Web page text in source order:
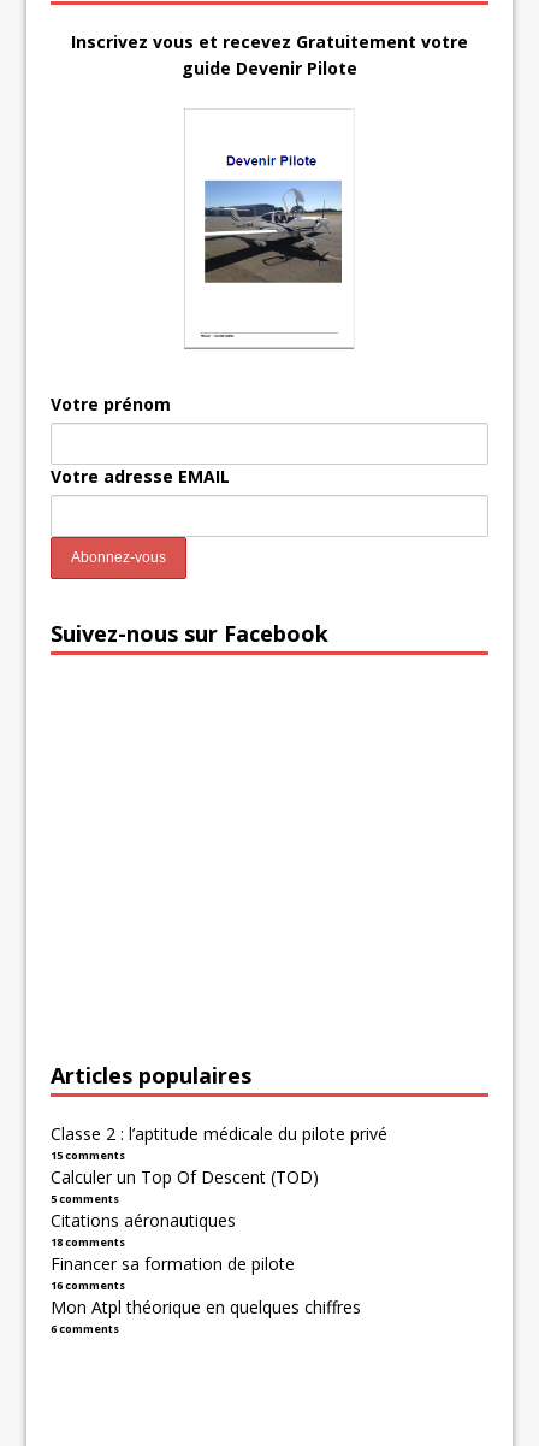
Inscrivez vous et recevez Gratuitement votre
guide Devenir Pilote
Votre prénom
Votre adresse EMAIL
Suivez-nous sur Facebook
Articles populaires
Classe 2 : l’aptitude médicale du pilote privé
15 comments
Calculer un Top Of Descent (TOD)
5 comments
Citations aéronautiques
18 comments
Financer sa formation de pilote
16 comments
Mon Atpl théorique en quelques chiffres
6 comments